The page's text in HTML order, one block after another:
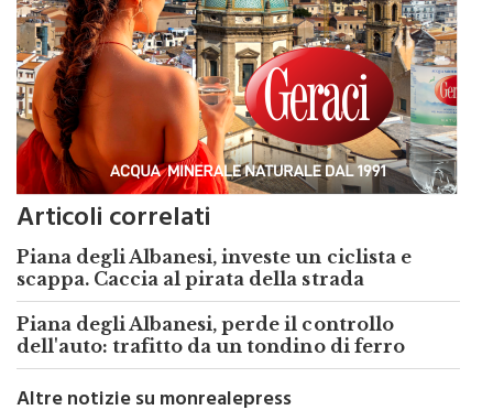
Articoli correlati
Piana degli Albanesi, investe un ciclista e
scappa. Caccia al pirata della strada
Piana degli Albanesi, perde il controllo
dell'auto: trafitto da un tondino di ferro